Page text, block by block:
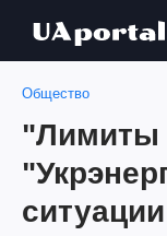
Общество
"Лимиты